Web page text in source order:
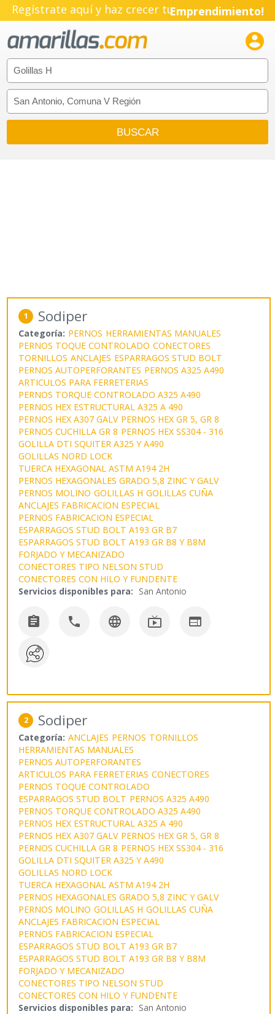
Regístrate aquí y haz crecer tuEmprendimiento!

1 Sodiper
Categoría: PERNOS HERRAMIENTAS MANUALES
PERNOS TOQUE CONTROLADO CONECTORES
TORNILLOS ANCLAJES ESPARRAGOS STUD BOLT
PERNOS AUTOPERFORANTES PERNOS A325 A490
ARTICULOS PARA FERRETERIAS
PERNOS TORQUE CONTROLADO A325 A490
PERNOS HEX ESTRUCTURAL A325 A 490
PERNOS HEX A307 GALV PERNOS HEX GR 5, GR 8
PERNOS CUCHILLA GR 8 PERNOS HEX SS304 - 316
GOLILLA DTI SQUITER A325 Y A490
GOLILLAS NORD LOCK
TUERCA HEXAGONAL ASTM A194 2H
PERNOS HEXAGONALES GRADO 5,8 ZINC Y GALV
PERNOS MOLINO GOLILLAS H GOLILLAS CUÑA
ANCLAJES FABRICACION ESPECIAL
PERNOS FABRICACION ESPECIAL
ESPARRAGOS STUD BOLT A193 GR B7
ESPARRAGOS STUD BOLT A193 GR B8 Y B8M
FORJADO Y MECANIZADO
CONECTORES TIPO NELSON STUD
CONECTORES CON HILO Y FUNDENTE
Servicios disponibles para: San Antonio
    
2 Sodiper
Categoría: ANCLAJES PERNOS TORNILLOS
HERRAMIENTAS MANUALES
PERNOS AUTOPERFORANTES
ARTICULOS PARA FERRETERIAS CONECTORES
PERNOS TOQUE CONTROLADO
ESPARRAGOS STUD BOLT PERNOS A325 A490
PERNOS TORQUE CONTROLADO A325 A490
PERNOS HEX ESTRUCTURAL A325 A 490
PERNOS HEX A307 GALV PERNOS HEX GR 5, GR 8
PERNOS CUCHILLA GR 8 PERNOS HEX SS304 - 316
GOLILLA DTI SQUITER A325 Y A490
GOLILLAS NORD LOCK
TUERCA HEXAGONAL ASTM A194 2H
PERNOS HEXAGONALES GRADO 5,8 ZINC Y GALV
PERNOS MOLINO GOLILLAS H GOLILLAS CUÑA
ANCLAJES FABRICACION ESPECIAL
PERNOS FABRICACION ESPECIAL
ESPARRAGOS STUD BOLT A193 GR B7
ESPARRAGOS STUD BOLT A193 GR B8 Y B8M
FORJADO Y MECANIZADO
CONECTORES TIPO NELSON STUD
CONECTORES CON HILO Y FUNDENTE
Servicios disponibles para: San Antonio